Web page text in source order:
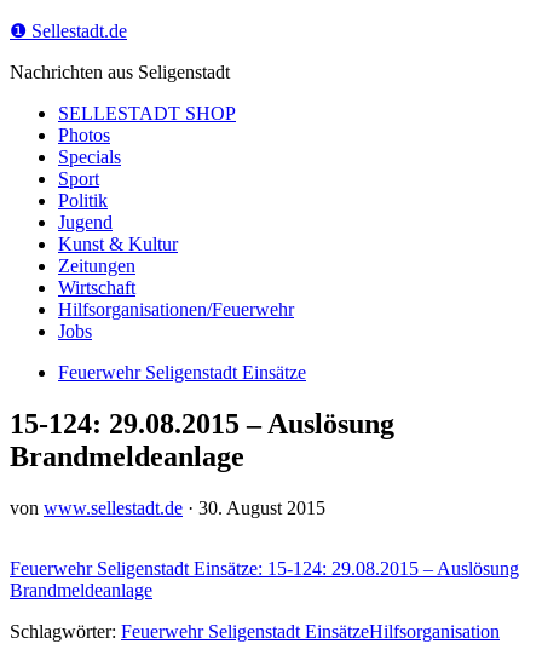
❶ Sellestadt.de
Nachrichten aus Seligenstadt
SELLESTADT SHOP
Photos
Specials
Sport
Politik
Jugend
Kunst & Kultur
Zeitungen
Wirtschaft
Hilfsorganisationen/Feuerwehr
Jobs
Feuerwehr Seligenstadt Einsätze
15-124: 29.08.2015 – Auslösung
Brandmeldeanlage
von www.sellestadt.de · 30. August 2015
Feuerwehr Seligenstadt Einsätze: 15-124: 29.08.2015 – Auslösung
Brandmeldeanlage
Schlagwörter: Feuerwehr Seligenstadt EinsätzeHilfsorganisation